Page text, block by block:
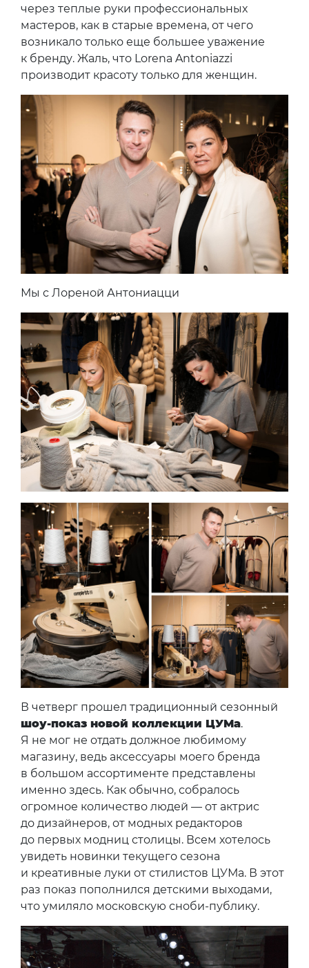
через теплые руки профессиональных
мастеров, как в старые времена, от чего
возникало только еще большее уважение
к бренду. Жаль, что Lorena Antoniazzi
производит красоту только для женщин.
Мы с Лореной Антониацци
В четверг прошел традиционный сезонный
шоу-показ новой коллекции ЦУМа.
Я не мог не отдать должное любимому
магазину, ведь аксессуары моего бренда
в большом ассортименте представлены
именно здесь. Как обычно, собралось
огромное количество людей — от актрис
до дизайнеров, от модных редакторов
до первых модниц столицы. Всем хотелось
увидеть новинки текущего сезона
и креативные луки от стилистов ЦУМа. В этот
раз показ пополнился детскими выходами,
что умиляло московскую сноби-публику.